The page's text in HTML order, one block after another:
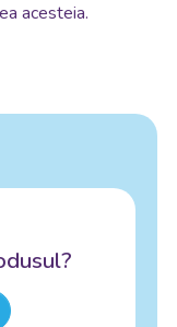
acesteia.